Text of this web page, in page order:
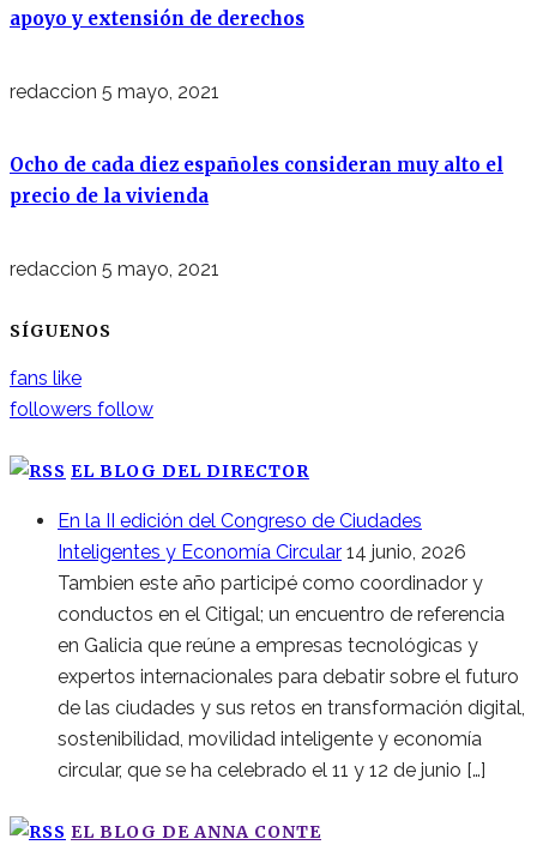
apoyo y extensión de derechos
redaccion 5 mayo, 2021
Ocho de cada diez españoles consideran muy alto el
precio de la vivienda
redaccion 5 mayo, 2021
SÍGUENOS
fans like
followers follow
EL BLOG DEL DIRECTOR
En la II edición del Congreso de Ciudades
Inteligentes y Economía Circular 14 junio, 2026
Tambien este año participé como coordinador y
conductos en el Citigal; un encuentro de referencia
en Galicia que reúne a empresas tecnológicas y
expertos internacionales para debatir sobre el futuro
de las ciudades y sus retos en transformación digital,
sostenibilidad, movilidad inteligente y economía
circular, que se ha celebrado el 11 y 12 de junio […]
EL BLOG DE ANNA CONTE